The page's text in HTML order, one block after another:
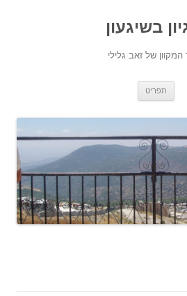
בשיגעון
המקוון של זאב גלילי
תפריט